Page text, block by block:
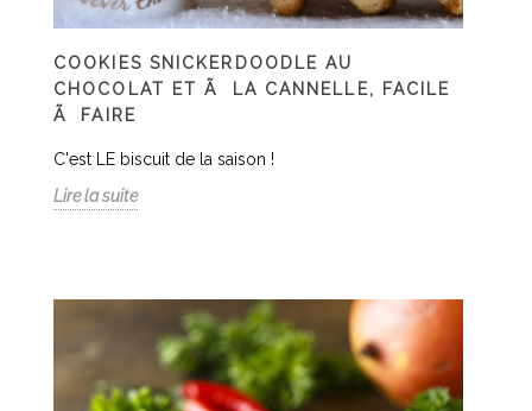
COOKIES SNICKERDOODLE AU
CHOCOLAT ET Ã LA CANNELLE, FACILE
Ã FAIRE
C'est LE biscuit de la saison !
Lire la suite